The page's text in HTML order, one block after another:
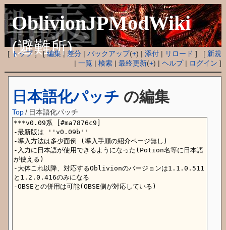
OblivionJPModWiki
(避難所)
[ トップ] [編集| 差分 |バックアップ(+) |添付 | リロード ] [ 新規
|一覧 |検索 |最終更新(+) |ヘルプ| ログイン ]
日本語化パッチ の編集
Top / 日本語化パッチ